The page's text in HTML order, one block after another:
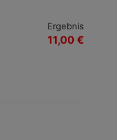
Ergebnis
11,00 €